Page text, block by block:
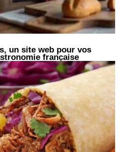
un site web pour vos
française